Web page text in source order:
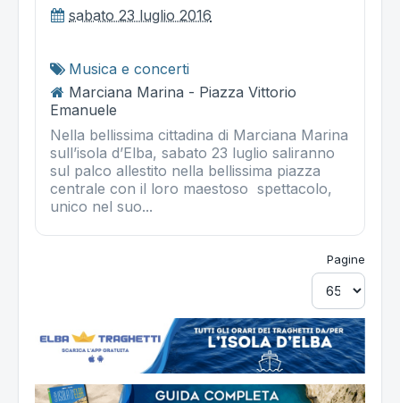
sabato 23 luglio 2016
Musica e concerti
Marciana Marina - Piazza Vittorio
Emanuele
Nella bellissima cittadina di Marciana Marina
sull’isola d’Elba, sabato 23 luglio saliranno
sul palco allestito nella bellissima piazza
centrale con il loro maestoso spettacolo,
unico nel suo...
Pagine